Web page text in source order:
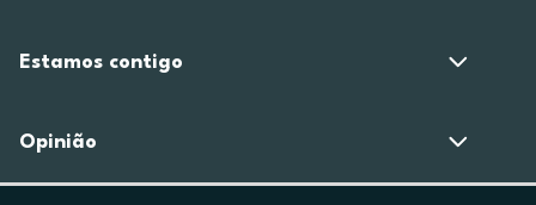
Estamos contigo
Opinião